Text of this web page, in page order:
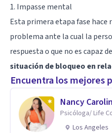
1. Impasse mental
Esta primera etapa fase hace
problema ante la cual la
respuesta o que no es capaz
situación de bloqueo en
Encuentra los mejores
Nancy
Psicóloga/ Life
Los Angeles